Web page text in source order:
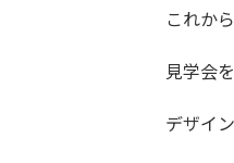
これか
見学会
デザイ